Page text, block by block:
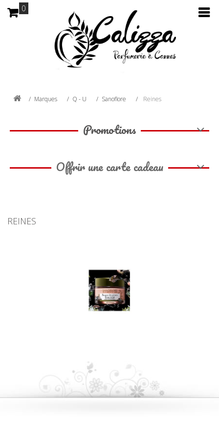
0
Marques Q - U Sanoflore Reines
Promotions
Offrir une carte cadeau
REINES